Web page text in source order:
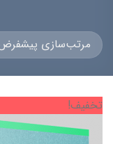
تخفیف!